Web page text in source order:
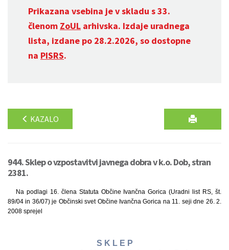
Prikazana vsebina je v skladu s 33.
členom ZoUL arhivska. Izdaje uradnega
lista, izdane po 28.2.2026, so dostopne
na PISRS.
KAZALO
944. Sklep o vzpostavitvi javnega dobra v k.o. Dob, stran
2381.
Na podlagi 16. člena Statuta Občine Ivančna Gorica (Uradni list RS, št.
89/04 in 36/07) je Občinski svet Občine Ivančna Gorica na 11. seji dne 26. 2.
2008 sprejel
S K L E P